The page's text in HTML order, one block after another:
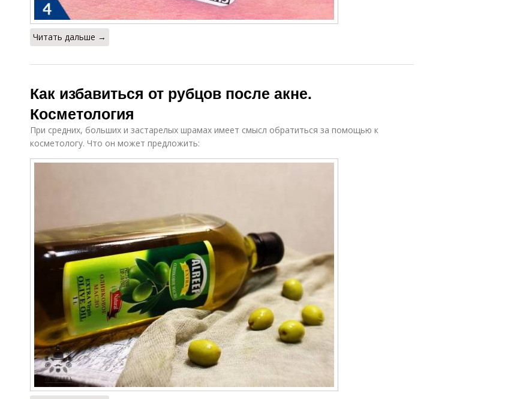
Читать дальше →
Как избавиться от рубцов после акне.
Косметология
При средних, больших и застарелых шрамах имеет смысл обратиться за помощью к
косметологу. Что он может предложить: